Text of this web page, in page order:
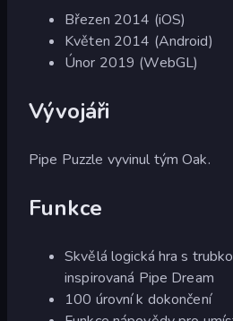
Březen 2014 (iOS)
Květen 2014 (Android)
Únor 2019 (WebGL)
Vývojáři
Pipe Puzzle vyvinul tým Oak.
Funkce
Skvělá logická hra s
inspirovaná Pipe Dream
100 úrovní k dokončení